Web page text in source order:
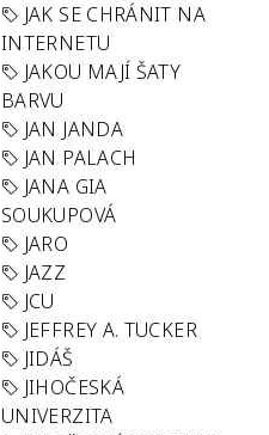
JAK SE CHRÁNIT NA
INTERNETU
JAKOU MAJÍ ŠATY
BARVU
JAN JANDA
JAN PALACH
JANA GIA
SOUKUPOVÁ
JARO
JAZZ
JCU
JEFFREY A. TUCKER
JIDÁŠ
JIHOČESKÁ
UNIVERZITA